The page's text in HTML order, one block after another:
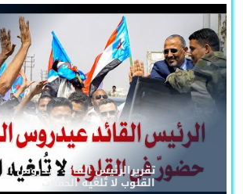
تقريرالرئيس القائد عيدروس
القلوب لا تُلغيه الحملات